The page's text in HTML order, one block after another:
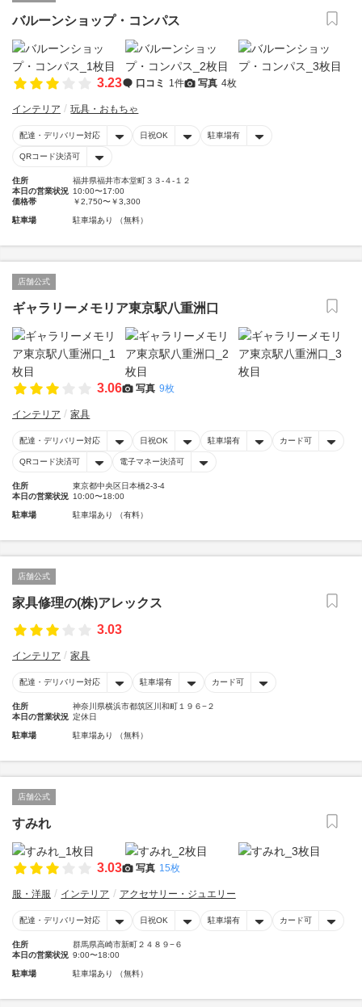
バルーンショップ・コンパス
3.23 口コミ 1件 写真 4枚
インテリア 玩具・おもちゃ
配達・デリバリー対応 日祝OK 駐車場有
QRコード決済可
住所
福井県福井市本堂町３３-４-１２
本日の営業状況 10:00〜17:00
価格帯
￥2,750〜￥3,300
駐車場 駐車場あり （無料）
店舗公式
ギャラリーメモリア東京駅八重洲口
3.06 写真 9枚
インテリア 家具
配達・デリバリー対応 日祝OK 駐車場有 カード可
QRコード決済可 電子マネー決済可
住所
東京都中央区日本橋2-3-4
本日の営業状況 10:00〜18:00
駐車場 駐車場あり （有料）
店舗公式
家具修理の(株)アレックス
3.03
インテリア 家具
配達・デリバリー対応 駐車場有 カード可
住所
神奈川県横浜市都筑区川和町１９６−２
本日の営業状況 定休日
駐車場 駐車場あり （無料）
店舗公式
すみれ
3.03 写真 15枚
服・洋服 インテリア アクセサリー・ジュエリー
配達・デリバリー対応 日祝OK 駐車場有 カード可
住所
群馬県高崎市新町２４８９−６
本日の営業状況 9:00〜18:00
駐車場 駐車場あり （無料）